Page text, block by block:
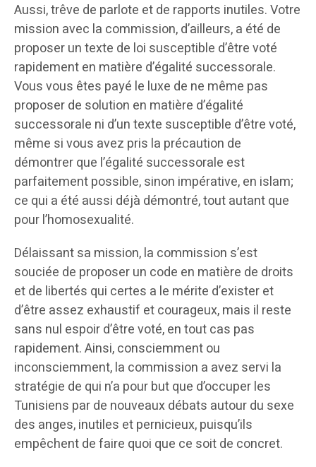
Aussi, trêve de parlote et de rapports inutiles. Votre
mission avec la commission, d’ailleurs, a été de
proposer un texte de loi susceptible d’être voté
rapidement en matière d’égalité successorale.
Vous vous êtes payé le luxe de ne même pas
proposer de solution en matière d’égalité
successorale ni d’un texte susceptible d’être voté,
même si vous avez pris la précaution de
démontrer que l’égalité successorale est
parfaitement possible, sinon impérative, en islam;
ce qui a été aussi déjà démontré, tout autant que
pour l’homosexualité.
Délaissant sa mission, la commission s’est
souciée de proposer un code en matière de droits
et de libertés qui certes a le mérite d’exister et
d’être assez exhaustif et courageux, mais il reste
sans nul espoir d’être voté, en tout cas pas
rapidement. Ainsi, consciemment ou
inconsciemment, la commission a avez servi la
stratégie de qui n’a pour but que d’occuper les
Tunisiens par de nouveaux débats autour du sexe
des anges, inutiles et pernicieux, puisqu’ils
empêchent de faire quoi que ce soit de concret.